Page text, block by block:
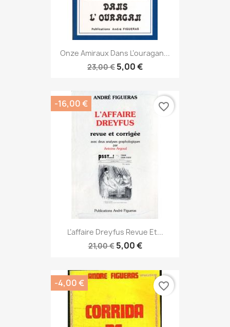
Onze Amiraux Dans L’ouragan...
23,00 € 5,00 €
L’affaire Dreyfus Revue Et...
21,00 € 5,00 €
-16,00 € favorite_border
-4,00 € favorite_border